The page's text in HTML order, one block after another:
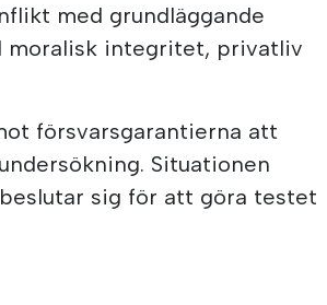
med grundläggande
moralisk integritet, privatliv
försvarsgarantierna att
Situationen
sig för att göra testet